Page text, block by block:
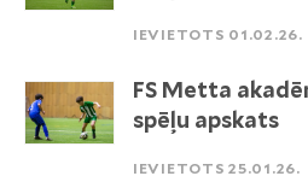
IEVIETOTS 01.02.26.
FS Metta
spēļu apskats
IEVIETOTS 25.01.26.